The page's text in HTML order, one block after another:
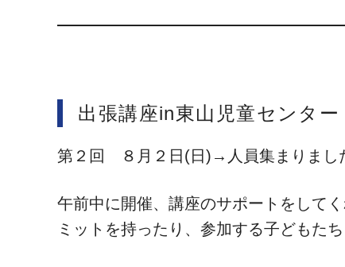
出張講座in東山児童センター
第２回 ８月２日(日)→人員集まりまし
午前中に開催、講座のサポートをしてく
ミットを持ったり、参加する子どもた